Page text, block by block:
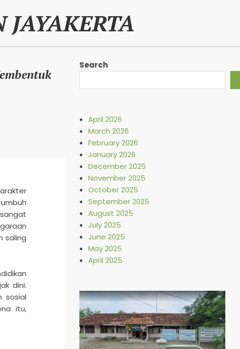
saling
dini.
sosial
itu,
Search
April 2026
March 2026
February 2026
January 2026
December 2025
November 2025
October 2025
September 2025
August 2025
July 2025
June 2025
May 2025
April 2025